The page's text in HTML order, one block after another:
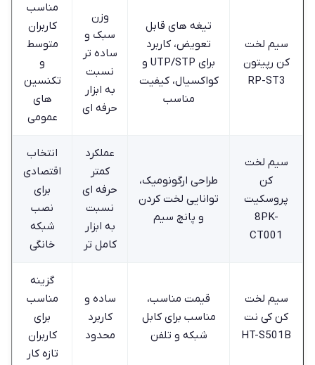
سیم لخت‌
کن رپیتون
RP-ST3
تیغه ‌های قابل
تعویض، کاربرد
برای UTP/STP و
کواکسیال، کیفیت
مناسب
وزن
سبک و
ساده ‌تر
نسبت
به ابزار
حرفه‌ ای
مناسب
کاربران
متوسط
و
تکنسین
‌های
عمومی
سیم لخت‌
کن
پروسکیت
8PK-
CT001
طراحی ارگونومیک،
توانایی لخت کردن
و پانچ سیم
عملکرد
کمتر
حرفه ‌ای
نسبت
به ابزار
کامل ‌تر
انتخاب
اقتصادی
برای
نصب
شبکه
خانگی
سیم لخت‌
کن کی نت
HT-S501B
قیمت مناسب،
مناسب برای کابل
شبکه و تلفن
ساده و
کاربرد
محدود
گزینه
مناسب
برای
کاربران
تازه ‌کار